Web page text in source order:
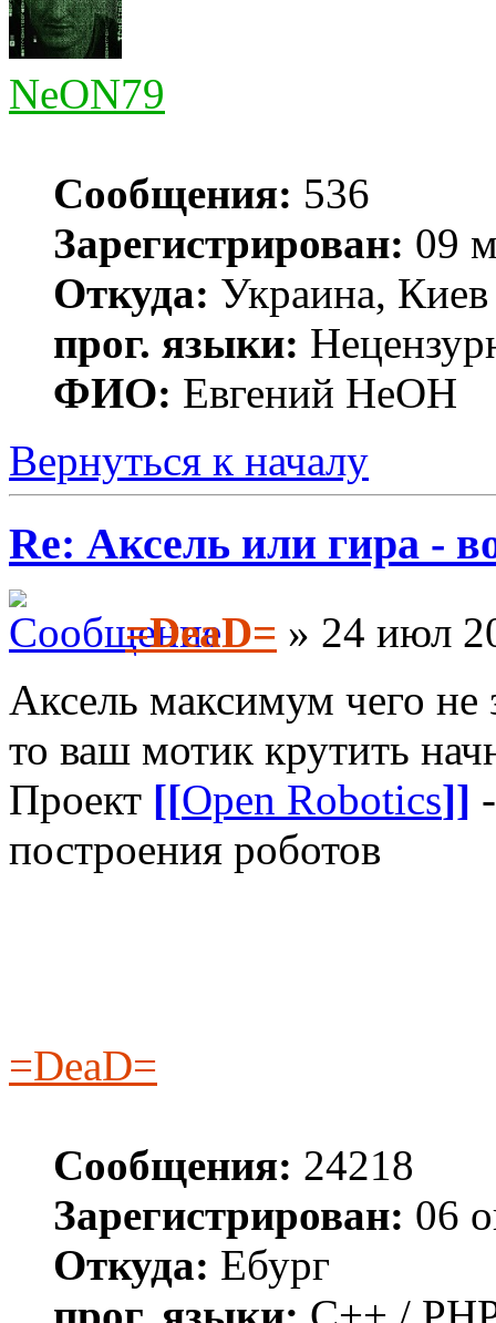
NeON79
Сообщения: 536
Зарегистрирован: 09
Откуда: Украина, Киев
прог. языки:
ФИО: Евгений НеОН
Вернуться к началу
Re: Аксель или гира -
=DeaD= » 24 июл
Аксель максимум чего не
то ваш мотик крутить
Проект [[Open Robotics]]
построения роботов
=DeaD=
Сообщения: 24218
Зарегистрирован: 06
Откуда: Ебург